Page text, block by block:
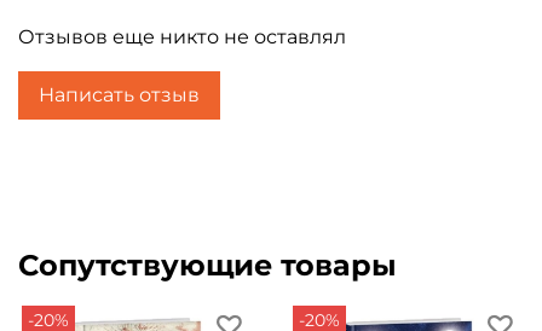
Отзывов еще никто не оставлял
Написать отзыв
Сопутствующие товары
-20% -20%